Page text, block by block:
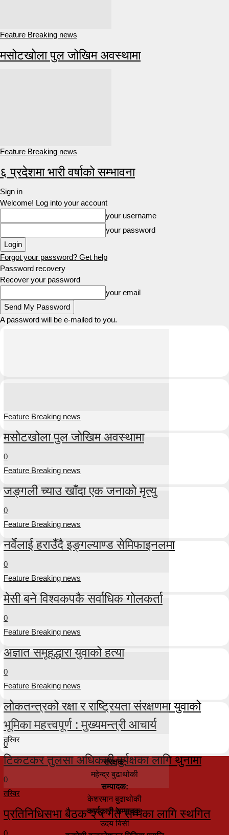
Feature Breaking news
मसोटखोला पुल जोखिम अवस्थामा
Feature Breaking news
६ प्रदेशमा भारी वर्षाको सम्भावना
Sign in
Welcome! Log into your account
your username
your password
Forgot your password? Get help
Password recovery
Recover your password
your email
A password will be e-mailed to you.
Feature Breaking news
मसोटखोला पुल जोखिम अवस्थामा
0
Feature Breaking news
जङ्गली च्याउ खाँदा एक जनाको मृत्यु
0
Feature Breaking news
नर्वेलाई हराउँदै इङ्गल्याण्ड सेमिफाइनलमा
0
Feature Breaking news
मेसी बने विश्वकपकै सर्वाधिक गोलकर्ता
0
Feature Breaking news
अज्ञात समूहद्धारा युवाको हत्या
0
Feature Breaking news
लोकतन्त्रको रक्षा र राष्ट्रियता संरक्षणमा युवाको
भूमिका महत्त्वपूर्ण : मुख्यमन्त्री आचार्य
0
तस्विर
टिकटकर तुलसा अधिकारी पुर्पक्षका लागि थुनामा
0
तस्विर
प्रतिनिधिसभा बैठक २५ गते सम्मका लागि स्थगित
संरक्षक:
महेन्द्र बुढाथोकी
सम्पादक:
केशरमान बुढाथोकी
कार्यकारी सम्पादक:
उदय बिसी